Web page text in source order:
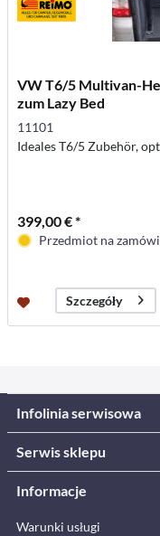
VW T6/5 Multivan-
zum Lazy Bed
11101
Ideales T6/5 Zubehör,
399,00 € *
Przedmiot na
Szczegóły
Infolinia serwisowa
Serwis sklepu
Informacje
Warunki usługi